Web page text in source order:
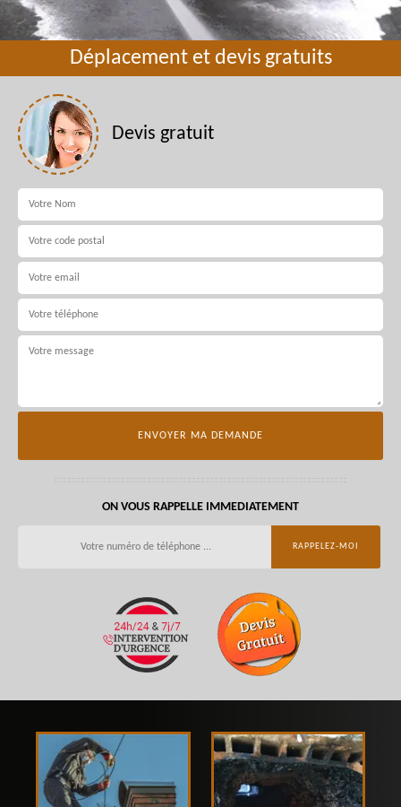
Déplacement et devis gratuits
Devis gratuit
ON VOUS RAPPELLE IMMEDIATEMENT